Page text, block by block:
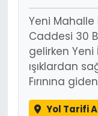
Yeni
Caddesi 30
gelirken Yeni
ışıklardan
Fırınına
Yol Tarifi